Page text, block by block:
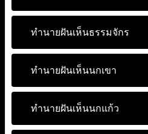
ทำนายฝันเห็นธรรมจักร
ทำนายฝันเห็นนกเขา
ทำนายฝันเห็นนกแก้ว